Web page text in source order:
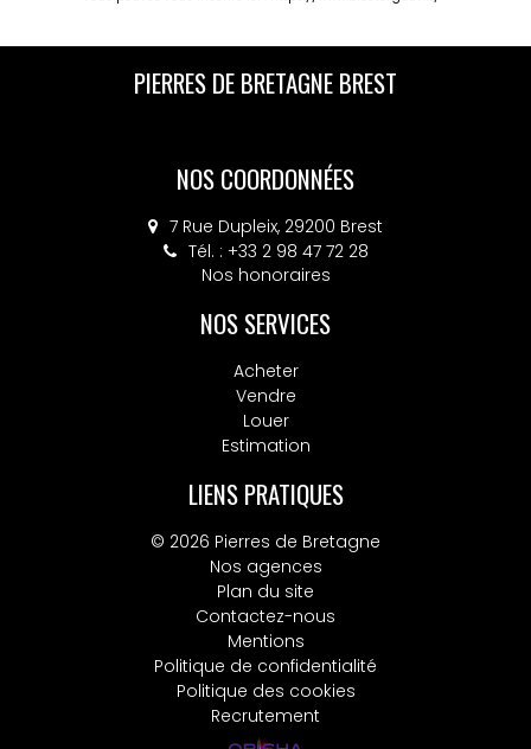
PIERRES DE BRETAGNE BREST
NOS COORDONNÉES
7 Rue Dupleix, 29200 Brest
Tél. : +33 2 98 47 72 28
Nos honoraires
NOS SERVICES
Acheter
Vendre
Louer
Estimation
LIENS PRATIQUES
© 2026 Pierres de Bretagne
Nos agences
Plan du site
Contactez-nous
Mentions
Politique de confidentialité
Politique des cookies
Recrutement